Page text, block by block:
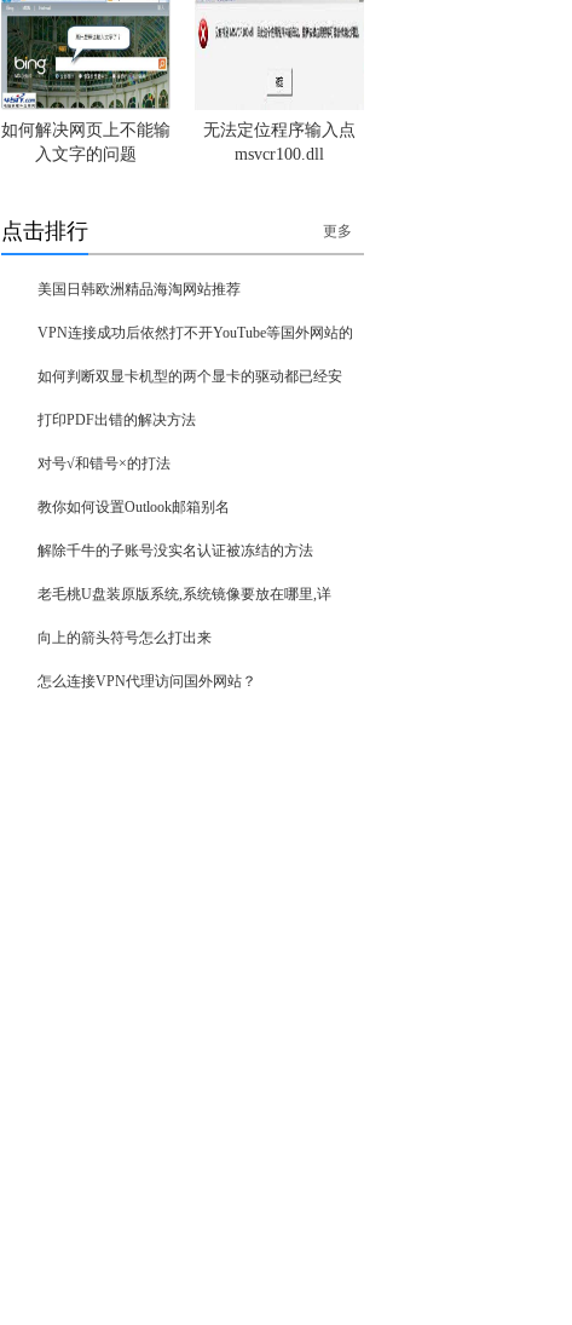
如何解决网页上不能输
入文字的问题
无法定位程序输入点
msvcr100.dll
点击排行 更多
美国日韩欧洲精品海淘网站推荐
VPN连接成功后依然打不开YouTube等国外网站的
如何判断双显卡机型的两个显卡的驱动都已经安
打印PDF出错的解决方法
对号√和错号×的打法
教你如何设置Outlook邮箱别名
解除千牛的子账号没实名认证被冻结的方法
老毛桃U盘装原版系统,系统镜像要放在哪里,详
向上的箭头符号怎么打出来
怎么连接VPN代理访问国外网站？